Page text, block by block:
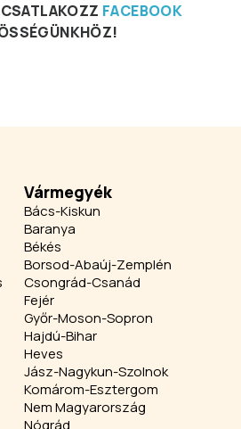
FACEBOOK
Vármegyék
Bács-Kiskun
Baranya
Békés
Borsod-Abaúj-Zemplén
Csongrád-Csanád
Fejér
Győr-Moson-Sopron
Hajdú-Bihar
Heves
Jász-Nagykun-Szolnok
Komárom-Esztergom
Nem Magyarország
Nógrád